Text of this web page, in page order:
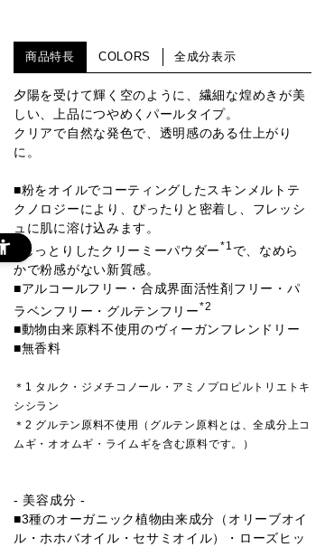
商品特長 COLORS 全成分表示
夕陽を受けて輝く空のように、繊細な煌めきが美
しい、上品につやめくパールタイプ。
クリアで自然な発色で、透明感のある仕上がり
に。
■粉をオイルでコーティングしたスキンメルトテ
クノロジーにより、ぴったりと密着し、フレッシ
ュに肌に溶け込みます。
■しっとりしたクリーミーパウダー*1 で、なめら
かで粉感がない新質感。
■アルコールフリー・合成界面活性剤フリー・パ
ラベンフリー・グルテンフリー*2
■動物由来原料不使用のヴィーガンフレンドリー
■無香料
＊1 タルク・ジメチコノール・アミノプロピルトリエトキ
シシラン
＊2 グルテン原料不使用（グルテン原料とは、全成分上コ
ムギ・オオムギ・ライムギを含む原料です。）
- 美容成分 -
■3種のオーガニック植物由来成分（オリーブオイ
ル・ホホバオイル・セサミオイル）・ローズヒッ